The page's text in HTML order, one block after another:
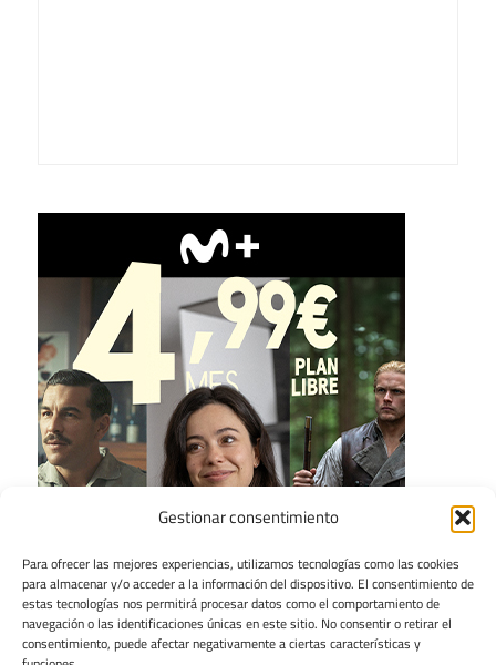
Gestionar consentimiento
Para ofrecer las mejores experiencias, utilizamos tecnologías como las cookies
para almacenar y/o acceder a la información del dispositivo. El consentimiento de
estas tecnologías nos permitirá procesar datos como el comportamiento de
navegación o las identificaciones únicas en este sitio. No consentir o retirar el
consentimiento, puede afectar negativamente a ciertas características y